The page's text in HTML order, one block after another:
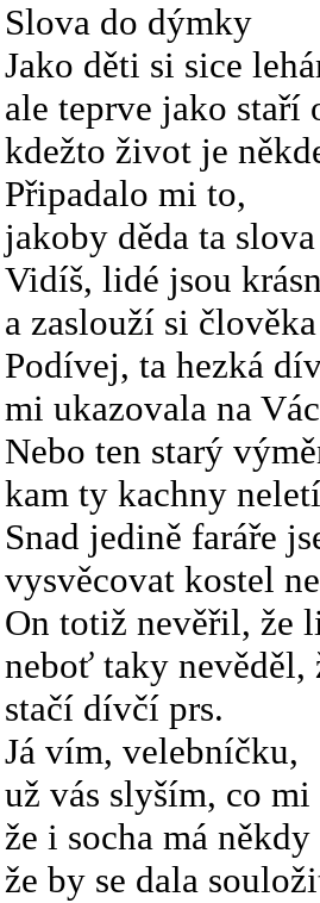
Slova do dýmky
Jako děti si sice
ale teprve jako staří
kdežto život je
Připadalo mi to,
jakoby děda ta
Vidíš, lidé jsou
a zaslouží si
Podívej, ta hezká
mi ukazovala na
Nebo ten starý
kam ty kachny
Snad jedině faráře
vysvěcovat kostel
On totiž nevěřil, že
neboť taky nevěděl,
stačí dívčí prs.
Já vím, velebníčku,
už vás slyším, co mi
že i socha má
že by se dala